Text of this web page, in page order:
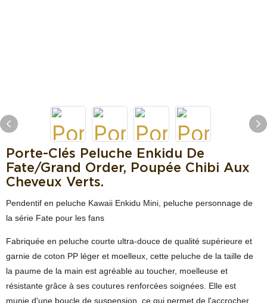
Porte-Clés Peluche Enkidu De
Fate/Grand Order, Poupée Chibi Aux
Cheveux Verts.
Pendentif en peluche Kawaii Enkidu Mini, peluche personnage de
la série Fate pour les fans
Fabriquée en peluche courte ultra-douce de qualité supérieure et
garnie de coton PP léger et moelleux, cette peluche de la taille de
la paume de la main est agréable au toucher, moelleuse et
résistante grâce à ses coutures renforcées soignées. Elle est
munie d'une boucle de suspension, ce qui permet de l'accrocher